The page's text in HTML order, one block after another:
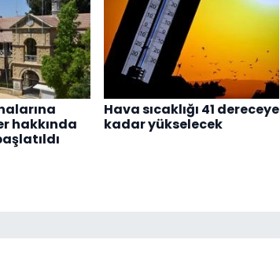
hakkında
Hava sıcaklığı 41 dereceye
kadar yükselecek